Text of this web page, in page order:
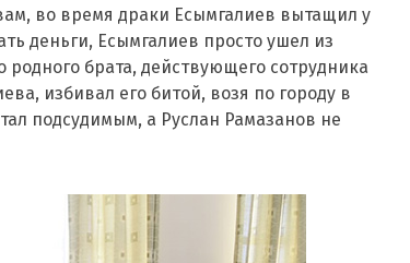
во время драки Есымгалиев вытащил у
деньги, Есымгалиев просто ушел из
родного брата, действующего сотрудника
избивал его битой, возя по городу в
подсудимым, а Руслан Рамазанов не